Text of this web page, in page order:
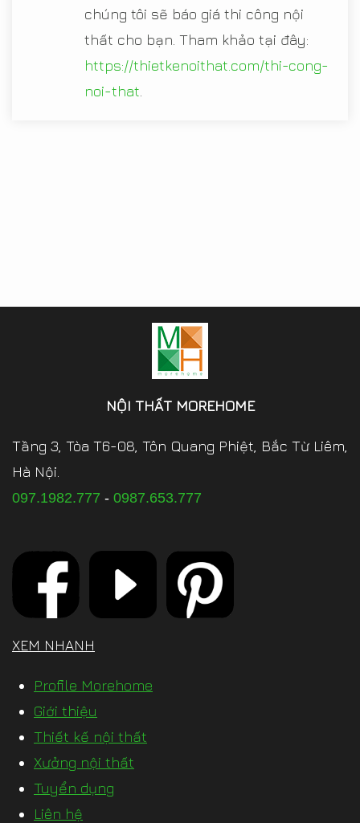
chúng tôi sẽ báo giá thi công nội
thất cho bạn. Tham khảo tại đây:
https://thietkenoithat.com/thi-cong-
noi-that.
NỘI THẤT MOREHOME
Tầng 3, Tòa T6-08, Tôn Quang Phiệt, Bắc Từ Liêm,
Hà Nội.
097.1982.777 - 0987.653.777
XEM NHANH
Profile Morehome
Giới thiệu
Thiết kế nội thất
Xưởng nội thất
Tuyển dụng
Liên hệ